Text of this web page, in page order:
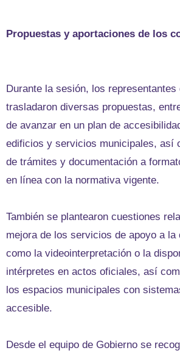
Propuestas y aportaciones de los
Durante la sesión, los
trasladaron diversas propuestas,
de avanzar en un plan de
edificios y servicios municipales, así
de trámites y documentación a
en línea con la normativa vigente.
También se plantearon cuestiones
mejora de los servicios de apoyo a la
como la videointerpretación o la
intérpretes en actos oficiales, así
los espacios municipales con
accesible.
Desde el equipo de Gobierno se